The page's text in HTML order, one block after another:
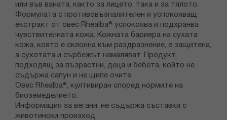
или във ваната, както за лицето, така и за тялото.
Формулата с противовъзпалителен и успокояващ
екстракт от овес Rhealba® успокоява и подхранва
чувствителната кожа. Кожната бариера на сухата
кожа, която е склонна към раздразнение, е защитена,
а сухотата и сърбежът намаляват. Продукт,
подходящ за възрастни, деца и бебета, който не
съдържа сапун и не щипе очите.
Овес Rhealba®, култивиран според нормите на
биоземеделието.
Информация за вегани: не съдържа съставки с
животински произход.